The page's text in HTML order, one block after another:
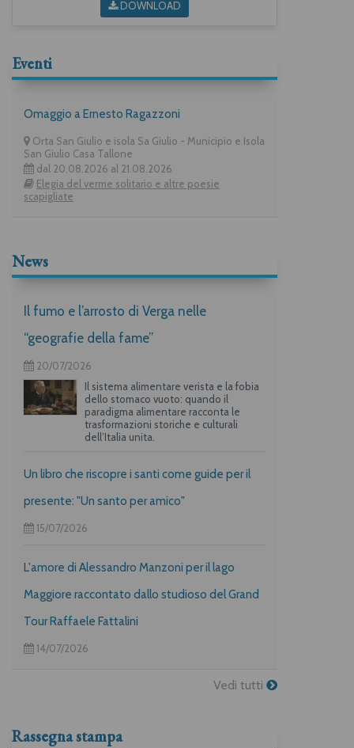
DOWNLOAD
Eventi
Omaggio a Ernesto Ragazzoni
Orta San Giulio e isola Sa Giulio - Municipio e Isola
San Giulio Casa Tallone
dal 20.08.2026 al 21.08.2026
Elegia del verme solitario e altre poesie
scapigliate
News
Il fumo e l’arrosto di Verga nelle
“geografie della fame”
20/07/2026
Il sistema alimentare verista e la fobia
dello stomaco vuoto: quando il
paradigma alimentare racconta le
trasformazioni storiche e culturali
dell’Italia unita.
Un libro che riscopre i santi come guide per il
presente: "Un santo per amico"
15/07/2026
L'amore di Alessandro Manzoni per il lago
Maggiore raccontato dallo studioso del Grand
Tour Raffaele Fattalini
14/07/2026
Vedi tutti
Rassegna stampa